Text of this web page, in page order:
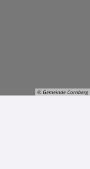
© Gemeinde Cornberg